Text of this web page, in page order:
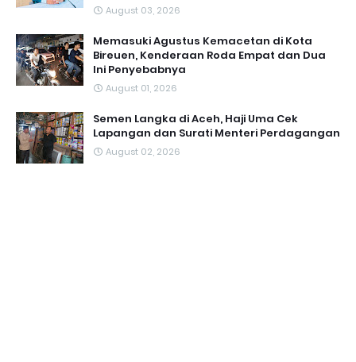
August 03, 2026
Memasuki Agustus Kemacetan di Kota
Bireuen, Kenderaan Roda Empat dan Dua
Ini Penyebabnya
August 01, 2026
Semen Langka di Aceh, Haji Uma Cek
Lapangan dan Surati Menteri Perdagangan
August 02, 2026